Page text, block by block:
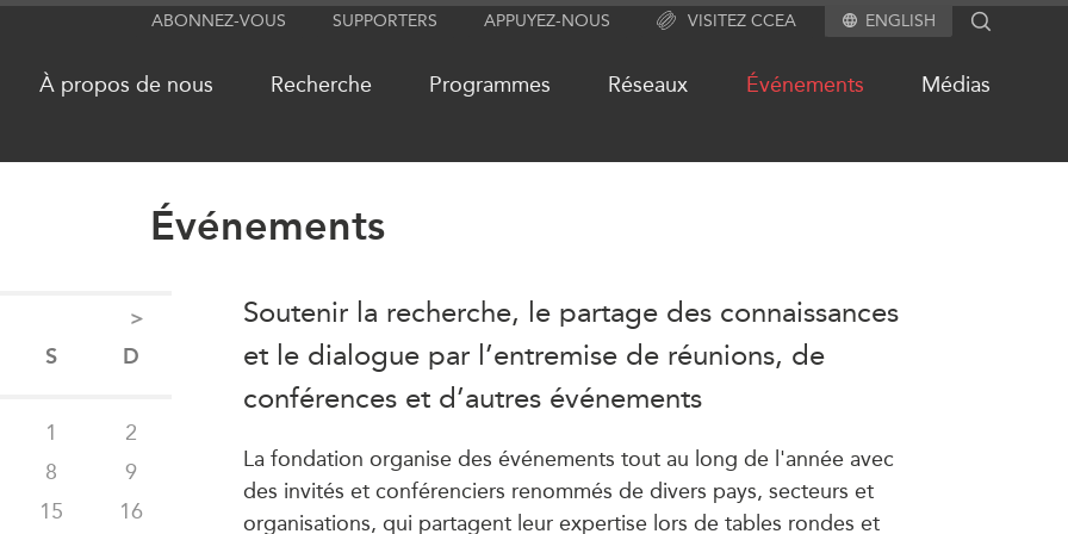
ABONNEZ-VOUS SUPPORTERS APPUYEZ-NOUS VISITEZ CCEA ENGLISH SEARCH
À propos de nous Recherche Programmes Réseaux Événements Médias
APEC
PECC
CSCAP
Dans l'actualité
Communiqués
Podcast Archive
Pacifique
l’expansion du partenariat des
Conférence Canada-en-Asie
Événements
>
S D
1
2
8
9
15
16
Soutenir la recherche, le partage des connaissances
et le dialogue par l’entremise de réunions, de
conférences et d’autres événements
La fondation organise des événements tout au long de l'année avec
des invités et conférenciers renommés de divers pays, secteurs et
organisations, qui partagent leur expertise lors de tables rondes et